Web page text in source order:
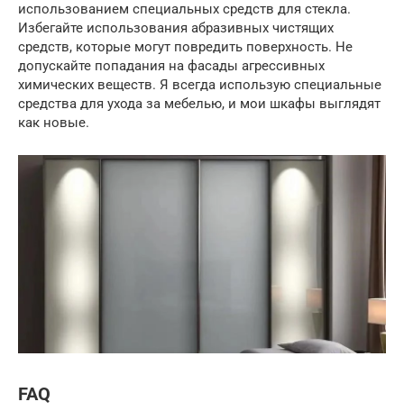
использованием специальных средств для стекла.
Избегайте использования абразивных чистящих
средств, которые могут повредить поверхность. Не
допускайте попадания на фасады агрессивных
химических веществ. Я всегда использую специальные
средства для ухода за мебелью, и мои шкафы выглядят
как новые.
FAQ